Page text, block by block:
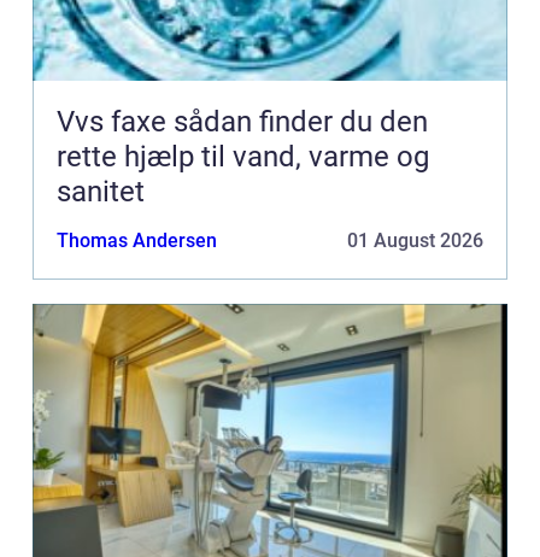
Vvs faxe sådan finder du den
rette hjælp til vand, varme og
sanitet
Thomas Andersen 01 August 2026